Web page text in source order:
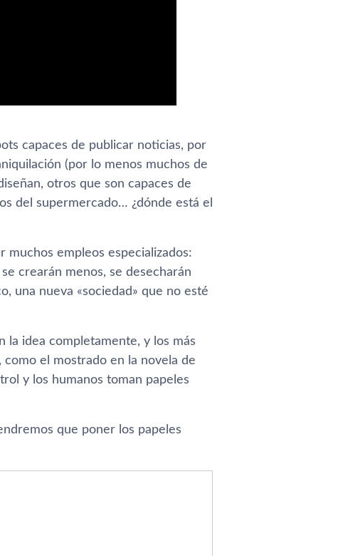
capaces de publicar noticias, por
(por lo menos muchos de
otros que son capaces de
del supermercado… ¿dónde está el
muchos empleos especializados:
crearán menos, se desecharán
una nueva «sociedad» que no esté
la idea completamente, y los más
el mostrado en la novela de
y los humanos toman papeles
que poner los papeles